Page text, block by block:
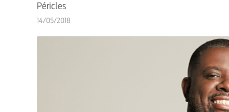
Péricles
14/05/2018